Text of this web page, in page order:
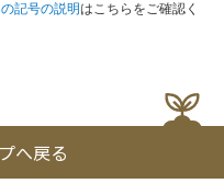
記号の説明はこちらをご確認く
へ戻る